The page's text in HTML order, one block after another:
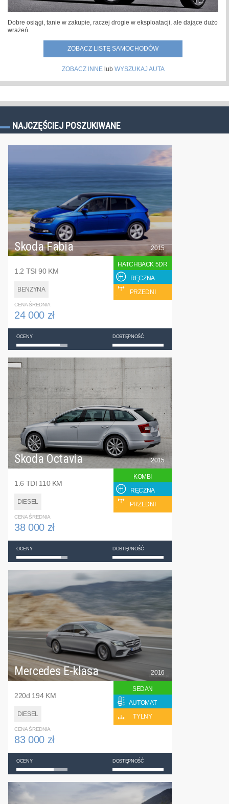
Dobre osiągi, tanie w zakupie, raczej drogie w eksploatacji, ale dające dużo
wrażeń.
ZOBACZ LISTĘ SAMOCHODÓW
ZOBACZ INNElub WYSZUKAJ AUTA
NAJCZĘŚCIEJ POSZUKIWANE
Skoda Fabia
1.2 TSI 90 KM
BENZYNA
2015
HATCHBACK 5DR
RĘCZNA
PRZEDNI
CENA ŚREDNIA
24 000 zł
OCENY DOSTĘPNOŚĆ
Skoda Octavia
1.6 TDI 110 KM
DIESEL
2015
KOMBI
RĘCZNA
PRZEDNI
CENA ŚREDNIA
38 000 zł
OCENY DOSTĘPNOŚĆ
Mercedes E-klasa
220d 194 KM
DIESEL
2016
SEDAN
AUTOMAT
TYLNY
CENA ŚREDNIA
83 000 zł
OCENY DOSTĘPNOŚĆ